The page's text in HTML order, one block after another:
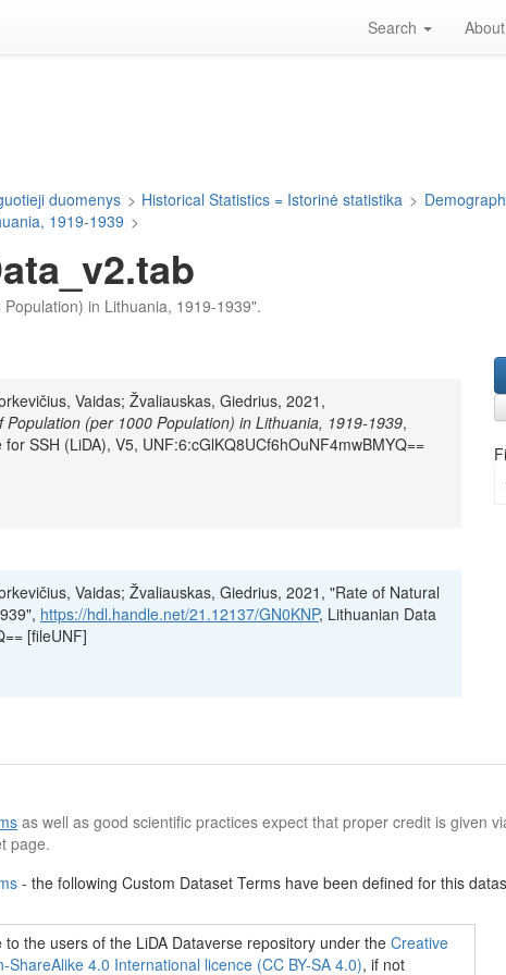
Search About
duomenys > Historical Statistics = Istorinė statistika >
1919-1939 >
in Lithuania, 1919-1939".
Vaidas; Žvaliauskas, Giedrius, 2021,
(per 1000 Population) in Lithuania, 1919-1939,
SSH (LiDA), V5, UNF:6:cGlKQ8UCf6hOuNF4mwBMYQ==
Vaidas; Žvaliauskas, Giedrius, 2021, "Rate of Natural
https://hdl.handle.net/21.12137/GN0KNP, Lithuanian Data
[fileUNF]
as well as good scientific practices expect that proper credit is given
page.
- the following Custom Dataset Terms have been defined for this
the users of the LiDA Dataverse repository under theCreative
ShareAlike 4.0 International licence (CC BY-SA 4.0), if not